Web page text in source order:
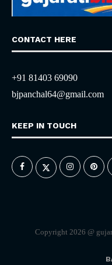
CONTACT HERE
+91 81403 69090
bjpanchal64@gmail.com
KEEP IN TOUCH
Copyright 2026 @